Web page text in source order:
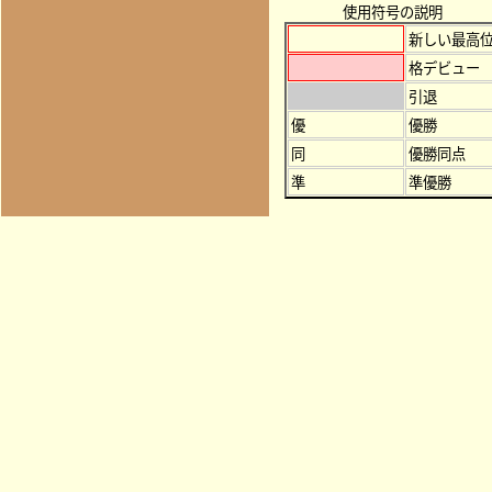
使用符号の説明
新しい最高
格デビュー
引退
優
優勝
同
優勝同点
準
準優勝